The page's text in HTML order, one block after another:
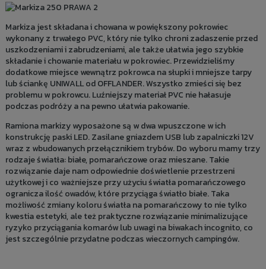
Markiza jest składana i chowana w powiększony pokrowiec
wykonany z trwałego PVC, który nie tylko chroni zadaszenie przed
uszkodzeniami i zabrudzeniami, ale także ułatwia jego szybkie
składanie i chowanie materiału w pokrowiec. Przewidzieliśmy
dodatkowe miejsce wewnątrz pokrowca na słupki i mniejsze tarpy
lub ściankę UNIWALL od OFFLANDER. Wszystko zmieści się bez
problemu w pokrowcu. Luźniejszy materiał PVC nie hałasuje
podczas podróży a na pewno ułatwia pakowanie.
Ramiona markizy wyposażone są w dwa wpuszczone w ich
konstrukcję paski LED. Zasilane gniazdem USB lub zapalniczki 12V
wraz z wbudowanych przełącznikiem trybów. Do wyboru mamy trzy
rodzaje światła: białe, pomarańczowe oraz mieszane. Takie
rozwiązanie daje nam odpowiednie doświetlenie przestrzeni
użytkowej i co ważniejsze przy użyciu światła pomarańczowego
ogranicza ilość owadów, które przyciąga światło białe. Taka
możliwość zmiany koloru światła na pomarańczowy to nie tylko
kwestia estetyki, ale też praktyczne rozwiązanie minimalizujące
ryzyko przyciągania komarów lub uwagi na biwakach incognito, co
jest szczególnie przydatne podczas wieczornych campingów.